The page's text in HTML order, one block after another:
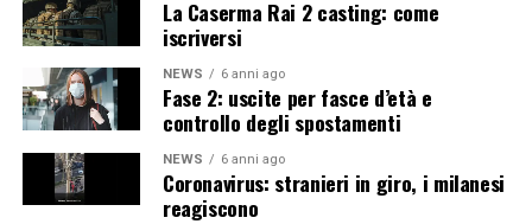
La Caserma Rai 2 casting: come
iscriversi
NEWS 6 anni ago
Fase 2: uscite per fasce d’età e
controllo degli spostamenti
NEWS 6 anni ago
Coronavirus: stranieri in giro, i milanesi
reagiscono